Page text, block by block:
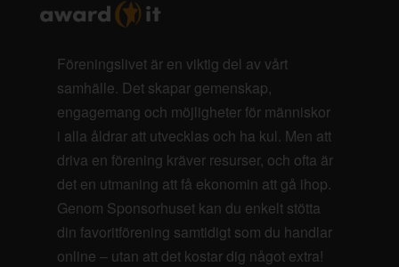
Föreningslivet är en viktig del av vårt
samhälle. Det skapar gemenskap,
engagemang och möjligheter för människor
i alla åldrar att utvecklas och ha kul. Men att
driva en förening kräver resurser, och ofta är
det en utmaning att få ekonomin att gå ihop.
Genom Sponsorhuset kan du enkelt stötta
din favoritförening samtidigt som du handlar
online – utan att det kostar dig något extra!